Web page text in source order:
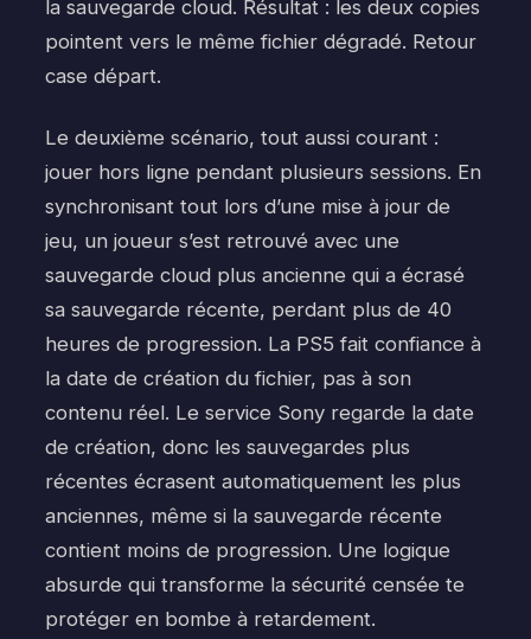
la sauvegarde cloud. Résultat : les deux copies
pointent vers le même fichier dégradé. Retour
case départ.
Le deuxième scénario, tout aussi courant :
jouer hors ligne pendant plusieurs sessions. En
synchronisant tout lors d’une mise à jour de
jeu, un joueur s’est retrouvé avec une
sauvegarde cloud plus ancienne qui a écrasé
sa sauvegarde récente, perdant plus de 40
heures de progression. La PS5 fait confiance à
la date de création du fichier, pas à son
contenu réel. Le service Sony regarde la date
de création, donc les sauvegardes plus
récentes écrasent automatiquement les plus
anciennes, même si la sauvegarde récente
contient moins de progression. Une logique
absurde qui transforme la sécurité censée te
protéger en bombe à retardement.